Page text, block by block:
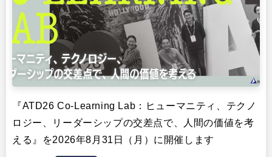
『ATD26 Co-Learning Lab：ヒューマニティ、テクノ
ロジー、リーダーシップの交差点で、人間の価値を考
える』を2026年8月31日（月）に開催します